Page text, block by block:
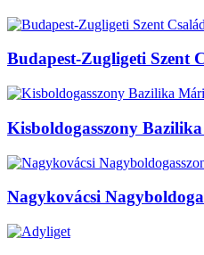
Budapest-Zugligeti Szent
Kisboldogasszony
Nagykovácsi